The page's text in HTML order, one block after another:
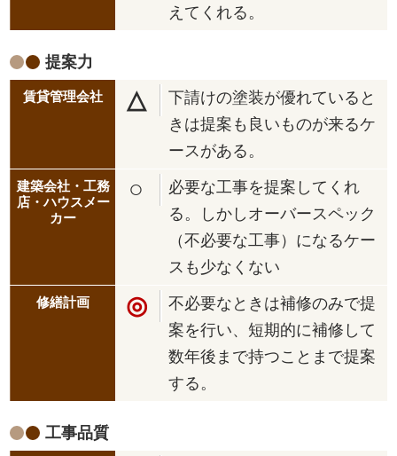
えてくれる。
提案力
△
下請けの塗装が優れていると
きは提案も良いものが来るケ
ースがある。
○
必要な工事を提案してくれ
る。しかしオーバースペック
（不必要な工事）になるケー
スも少なくない
◎
不必要なときは補修のみで提
案を行い、短期的に補修して
数年後まで持つことまで提案
する。
工事品質